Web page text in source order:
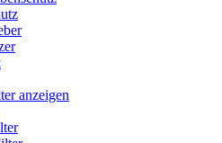
anzeigen